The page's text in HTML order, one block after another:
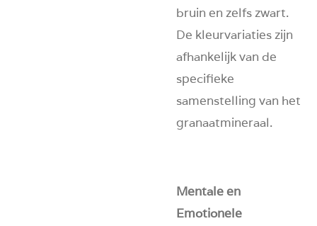
bruin en zelfs zwart.
De kleurvariaties zijn
afhankelijk van de
specifieke
samenstelling van het
granaatmineraal.
Mentale en
Emotionele